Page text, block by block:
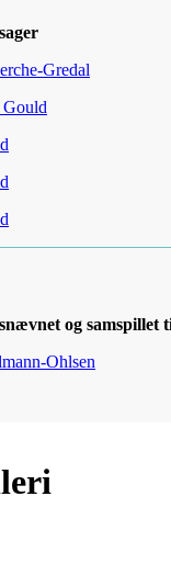
Gredal
og samspillet
Ohlsen